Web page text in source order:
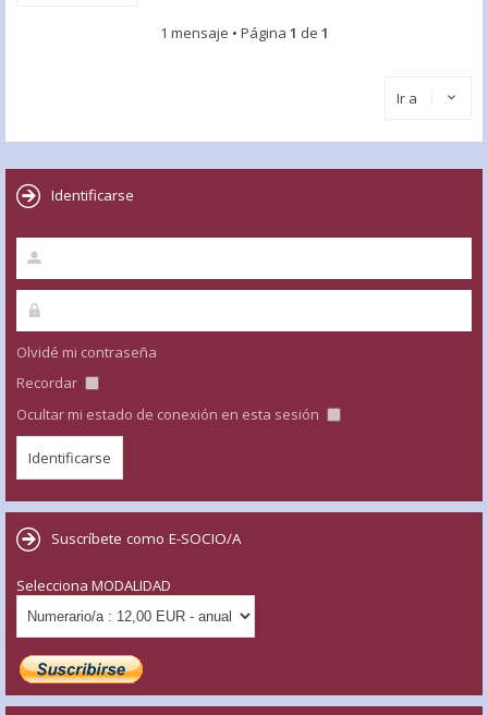
1 mensaje • Página 1 de 1
Ir a
Identificarse
Olvidé mi contraseña
Recordar
Ocultar mi estado de conexión en esta sesión
Suscríbete como E-SOCIO/A
Selecciona MODALIDAD